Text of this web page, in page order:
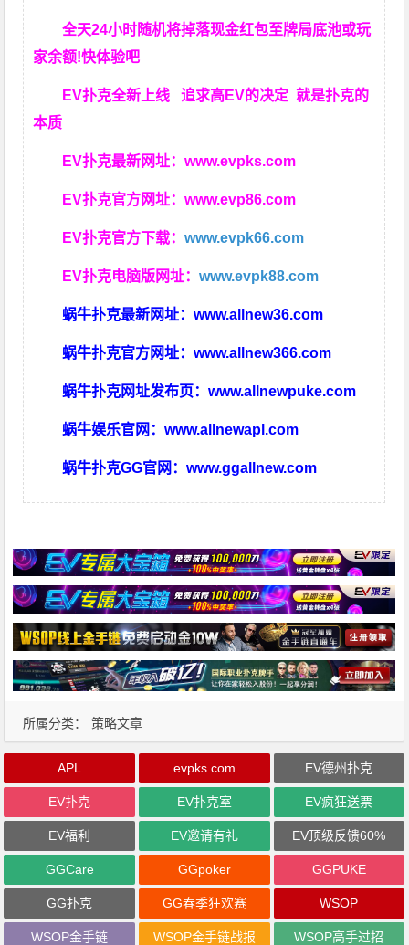
全天24小时随机将掉落现金红包至牌局底池或玩
家余额!快体验吧
EV扑克全新上线 追求高EV的决定就是扑克的
本质
EV扑克最新网址：www.evpks.com
EV扑克官方网址：www.evp86.com
EV扑克官方下载：www.evpk66.com
EV扑克电脑版网址：www.evpk88.com
蜗牛扑克最新网址：www.allnew36.com
蜗牛扑克官方网址：www.allnew366.com
蜗牛扑克网址发布页：www.allnewpuke.com
蜗牛娱乐官网：www.allnewapl.com
蜗牛扑克GG官网：www.ggallnew.com
所属分类： 策略文章
APL evpks.com EV德州扑克
EV扑克 EV扑克室 EV疯狂送票
EV福利 EV邀请有礼 EV顶级反馈60%
GGCare GGpoker GGPUKE
GG扑克 GG春季狂欢赛 WSOP
WSOP金手链 WSOP金手链战报 WSOP高手过招